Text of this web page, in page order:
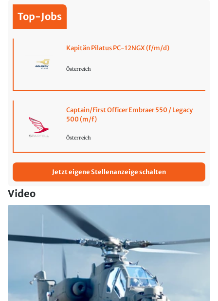
Top-Jobs
Kapitän Pilatus PC-12NGX (f/m/d)
Österreich
Captain/First Officer Embraer 550 / Legacy
500 (m/f)
Österreich
Jetzt eigene Stellenanzeige schalten
Video